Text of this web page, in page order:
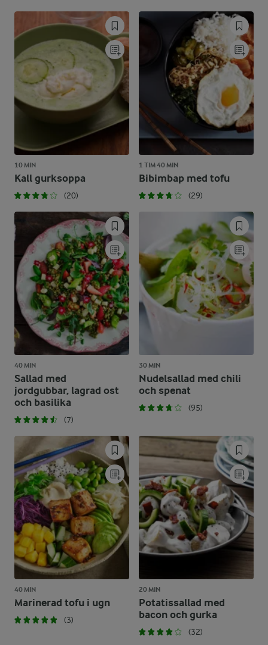
10 MIN
Kall gurksoppa
(20)
1 TIM 40 MIN
Bibimbap med tofu
(29)
40 MIN
Sallad med
jordgubbar, lagrad ost
och basilika
(7)
30 MIN
Nudelsallad med chili
och spenat
(95)
40 MIN
Marinerad tofu i ugn
(3)
20 MIN
Potatissallad med
bacon och gurka
(32)